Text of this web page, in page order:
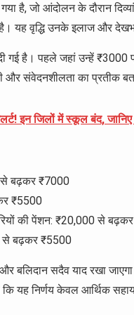
है, जो आंदोलन के दौरान
यह वृद्धि उनके इलाज और
गई है। पहले जहां उन्हें
और संवेदनशीलता का प्रतीक
इन जिलों में स्कूल बंद, जानिए
से बढ़कर ₹7000
₹5500
की पेंशन: ₹20,000 से
से बढ़कर ₹5500
बलिदान सदैव याद रखा
यह निर्णय केवल आर्थिक